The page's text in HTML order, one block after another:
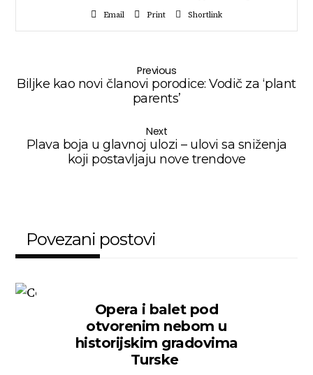
Email
Print Shortlink
Previous
Biljke kao novi članovi porodice: Vodič za ‘plant
parents’
Next
Plava boja u glavnoj ulozi – ulovi sa sniženja
koji postavljaju nove trendove
Povezani postovi
Opera i balet pod
otvorenim nebom u
historijskim gradovima
Turske